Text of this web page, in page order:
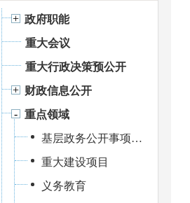
政府职能
重大会议
重大行政决策预公开
财政信息公开
重点领域
基层政务公开事项标准目录
重大建设项目
义务教育